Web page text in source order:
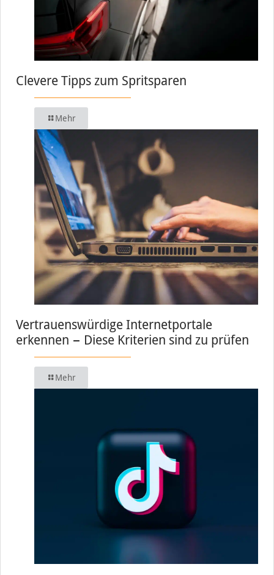
Clevere Tipps zum Spritsparen
Mehr
Vertrauenswürdige Internetportale
erkennen − Diese Kriterien sind zu prüfen
Mehr